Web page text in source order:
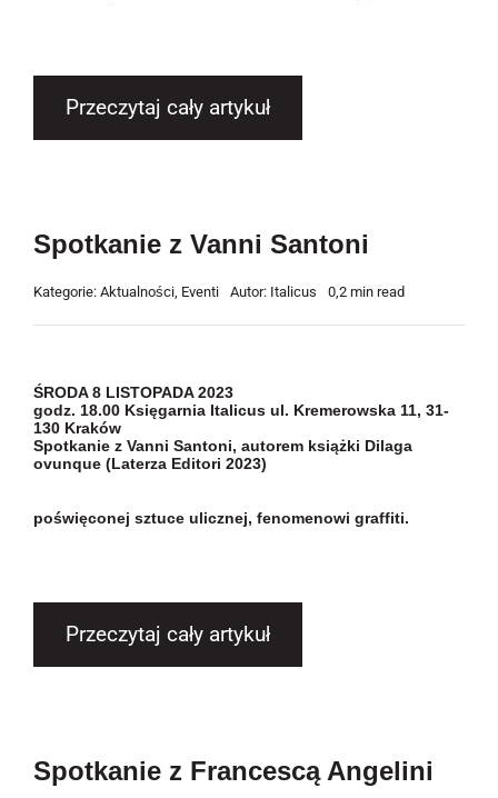
Przeczytaj cały artykuł
Spotkanie z Vanni Santoni
Kategorie: Aktualności, Eventi Autor: Italicus 0,2 min read
ŚRODA 8 LISTOPADA 2023
godz. 18.00 Księgarnia Italicus ul. Kremerowska 11, 31-
130 Kraków
Spotkanie z Vanni Santoni, autorem książki Dilaga
ovunque (Laterza Editori 2023)
poświęconej sztuce ulicznej, fenomenowi graffiti.
Przeczytaj cały artykuł
Spotkanie z Francescą Angelini